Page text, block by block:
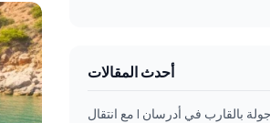
أحدث المقالات
جولة بالقارب في أدرسان | مع انتقال